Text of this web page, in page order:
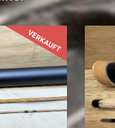
VERKAUFT